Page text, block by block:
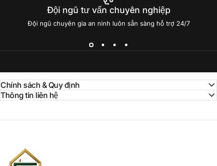
Đội ngũ tư vấn chuyên nghiệp
Đội ngũ chuyên gia an ninh luôn sẵn sàng hỗ trợ 24/7
Chính sách & Quy định
Thông tin liên hệ
SAFEHOUSE.VN